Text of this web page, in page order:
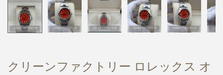
クリーンファクトリー ロレックス オ